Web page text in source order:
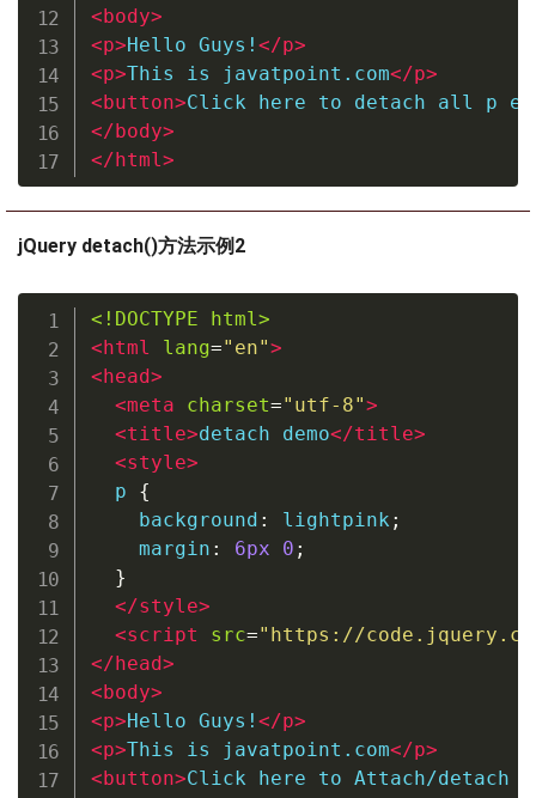
<body>
<p>Hello Guys! </p>
<p>This is javatpoint.com</p>
<button>Click here to detach all p
</body>
</html>
jQuery detach()方法示例2
<!DOCTYPE html>
<html lang=" en">
<head>
<meta charset=" utf-8">
<title>detach demo</title>
<style>
  p
{
    background
: lightpink ;
    margin
: 6px 0 ;
}
</style>
<script src=" https://
</head>
<body>
<p>Hello Guys! </p>
<p>This is javatpoint.com</p>
<button>Click here to Attach/detach